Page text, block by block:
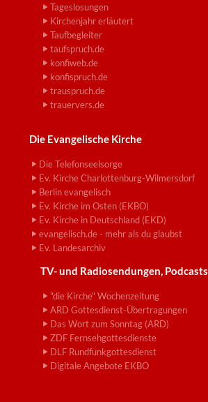
Tageslosungen
Kirchenjahr erläutert
Taufbegleiter
taufspruch.de
konfiweb.de
konfispruch.de
trauspruch.de
trauervers.de
Die Evangelische Kirche
Die Telefonseelsorge
Ev. Kirche Charlottenburg-Wilmersdorf
Berlin evangelisch
Ev. Kirche im Osten (EKBO)
Ev. Kirche in Deutschland (EKD)
evangelisch.de - mehr als du glaubst
Ev. Landesarchiv
TV- und Radiosendungen, Podcasts
"die Kirche" Wochenzeitung
ARD Gottesdienst-Übertragungen
Das Wort zum Sonntag (ARD)
ZDF Fernsehgottesdienste
DLF Rundfunkgottesdienst
Digitale Angebote EKBO